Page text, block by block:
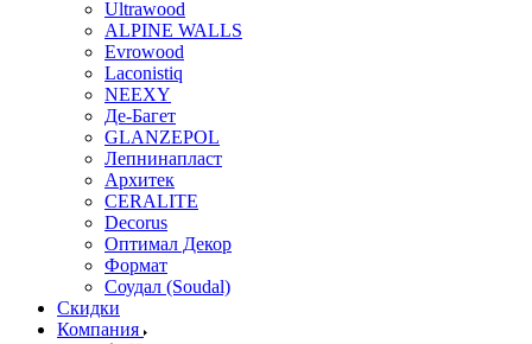
Ultrawood
ALPINE WALLS
Evrowood
Laconistiq
NEEXY
Де-Багет
GLANZEPOL
Лепнинапласт
Архитек
CERALITE
Decorus
Оптимал Декор
Формат
Соудал (Soudal)
Скидки
Компания